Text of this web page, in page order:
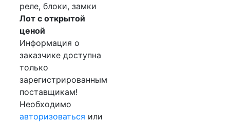
реле, блоки, замки
Лот с открытой
ценой
Информация о
заказчике доступна
только
зарегистрированным
поставщикам!
Необходимо
авторизоваться или